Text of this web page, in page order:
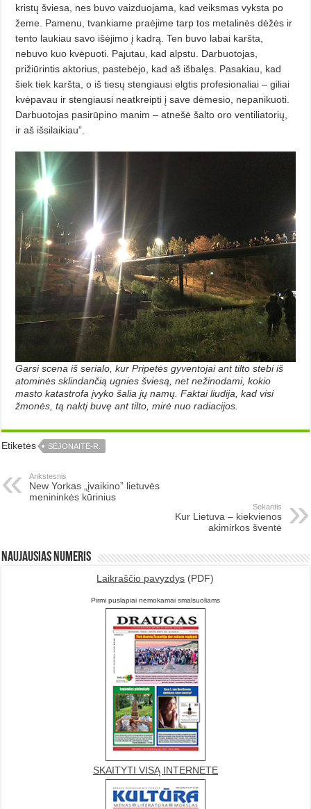
kristų šviesa, nes buvo vaizduojama, kad veiksmas vyksta po
žeme. Pame­nu, tvankiame praėjime tarp tos metalinės dėžės ir
tento laukiau savo išėjimo į kadrą. Ten buvo labai karšta,
nebuvo kuo kvėpuoti. Pajutau, kad alpstu. Darbuotojas,
prižiūrintis aktorius, pastebėjo, kad aš išbalęs. Pasakiau, kad
šiek tiek karšta, o iš tiesų stengiausi elgtis profesionaliai – giliai
kvėpavau ir stengiausi neat­kreipti į save dėmesio, nepanikuoti.
Darbuotojas pasirūpino manim – atnešė šalto oro ventiliatorių,
ir aš išsilaikiau”.
Garsi scena iš serialo, kur Pripetės gyventojai ant tilto stebi iš
atominės sklindančią ugnies šviesą, net nežinodami, kokio
masto katastrofa įvyko šalia jų namų. Faktai liudija, kad visi
žmonės, tą naktį buvę ant tilto, mirė nuo radiacijos.
Etiketės SĖJONAITĖ-R.
Ankstesnis
New Yorkas „įvaikino” lietuvės
menininkės kūrinius
Sekantis
Kur Lietuva – kiekvienos
akimirkos šventė
Naujausias numeris
Laikraščio pavyzdys (PDF)
Pirmi puslapiai nemokamai smalsuoliams
SKAITYTI VISĄ INTERNETE